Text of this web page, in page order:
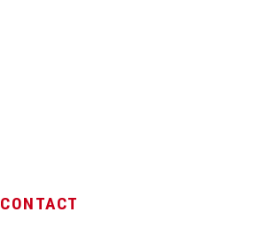
CONTACT